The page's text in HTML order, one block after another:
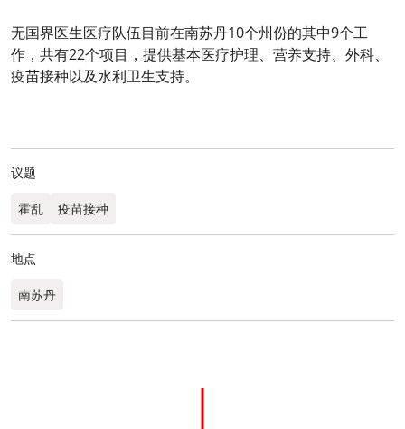
无国界医生医疗队伍目前在南苏丹10个州份的其中9个工
作，共有22个项目，提供基本医疗护理、营养支持、外科、
疫苗接种以及水利卫生支持。
议题
霍乱 疫苗接种
地点
南苏丹